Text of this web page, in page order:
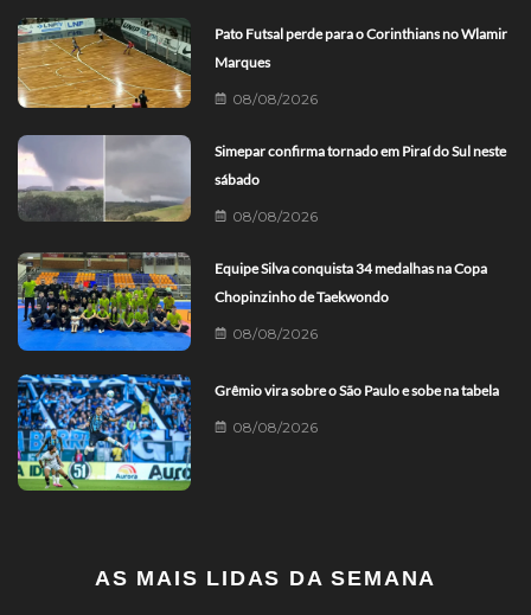
Pato Futsal perde para o Corinthians no Wlamir
Marques
08/08/2026
Simepar confirma tornado em Piraí do Sul neste
sábado
08/08/2026
Equipe Silva conquista 34 medalhas na Copa
Chopinzinho de Taekwondo
08/08/2026
Grêmio vira sobre o São Paulo e sobe na tabela
08/08/2026
AS MAIS LIDAS DA SEMANA